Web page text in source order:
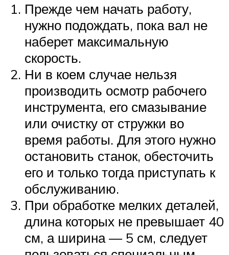
Прежде чем начать работу,
нужно подождать, пока вал не
наберет максимальную
скорость.
Ни в коем случае нельзя
производить осмотр рабочего
инструмента, его смазывание
или очистку от стружки во
время работы. Для этого нужно
остановить станок, обесточить
его и только тогда приступать к
обслуживанию.
При обработке мелких деталей,
длина которых не превышает 40
см, а ширина — 5 см, следует